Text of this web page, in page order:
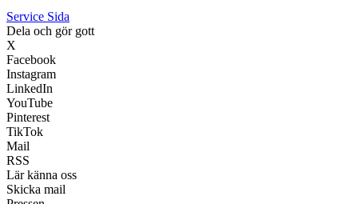
Service Sida
Dela och gör gott
X
Facebook
Instagram
LinkedIn
YouTube
Pinterest
TikTok
Mail
RSS
Lär känna oss
Skicka mail